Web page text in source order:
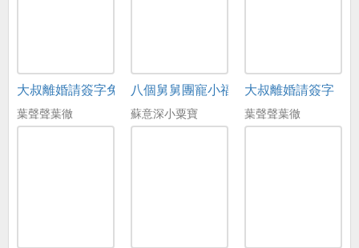
大叔離婚請簽字免費閱讀
葉聲聲葉徹
八個舅舅團寵小福寶小說
蘇意深小粟寶
大叔離婚請簽字
葉聲聲葉徹